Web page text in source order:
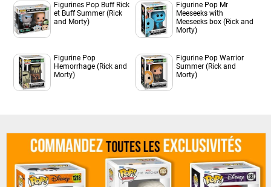
Figurines Pop Buff Rick
et Buff Summer (Rick
and Morty)
Figurine Pop Mr
Meeseeks with
Meeseeks box (Rick and
Morty)
Figurine Pop
Hemorrhage (Rick and
Morty)
Figurine Pop Warrior
Summer (Rick and
Morty)